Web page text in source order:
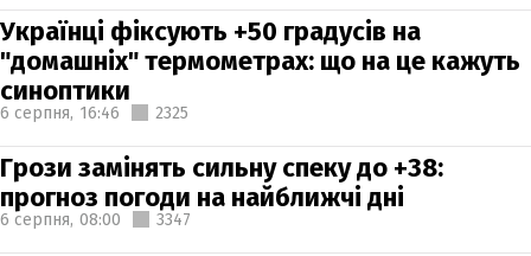
Українці фіксують +50 градусів на
"домашніх" термометрах: що на це кажуть
синоптики
6 серпня, 16:46 2325
Грози замінять сильну спеку до +38:
прогноз погоди на найближчі дні
6 серпня, 08:00 3347